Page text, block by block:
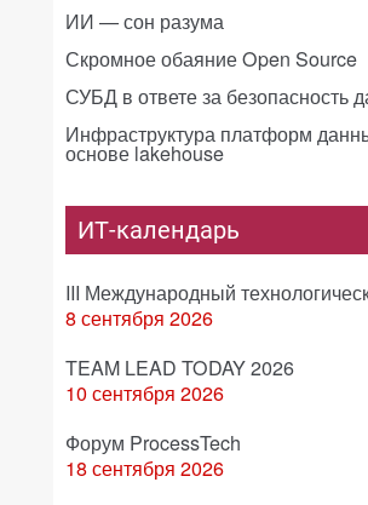
ИИ — сон разума
Скромное обаяние Open Source
СУБД в ответе за безопасность
Инфраструктура платформ
основе lakehouse
ИТ-календарь
III Международный
8 сентября 2026
TEAM LEAD TODAY 2026
10 сентября 2026
Форум ProcessTech
18 сентября 2026